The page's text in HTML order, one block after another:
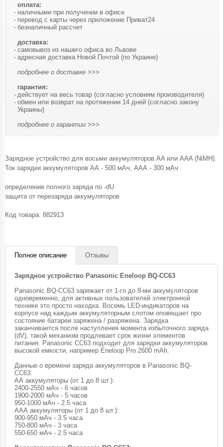
оплата:
наличными при получении в офисе
перевод с карты через приложение Приват24
безналичный рассчет
доставка:
самовывоз из нашего офиса во Львове
адресная доставка Новой Почтой (по Украине)
подробнее о доставке >>>
гарантия:
действует на весь товар (согласно условиям производителя)
обмен или возврат на протяжении 14 дней (согласно закону
Украины)
подробнее о гарантии >>>
Зарядное устройство для восьми аккумуляторов AA или AAA (NiMH).
Ток зарядки аккумуляторов АА - 500 мАч, ААА - 300 мАч
определение полного заряда по -dU
защита от перезаряда аккумуляторов
Код товара: 882913
Полное описание Отзывы
Зарядное устройство Panasonic Eneloop BQ-CC63
Panasonic BQ-CC63 заряжает от 1-го до 8-ми аккумуляторов
одновременно, для активных пользователей электронной
техники это просто находка. Восемь LED-индикаторов на
корпусе над каждым аккумуляторным слотом оповещает про
состояние батареи заряжена / разряжена. Зарядка
заканчивается после наступления момента избыточного заряда
(dV), такой механизм продлевает срок жизни элементов
питания. Panasonic CC63 подходит для зарядки аккумуляторов
высокой емкости, например Eneloop Pro 2600 mAh.
Данные о времени заряда аккумуляторов в Panasonic BQ-
CC63:
АА аккумуляторы (от 1 до 8 шт.):
​2400-2550 мАч - 6 часов
1900-2000 мАч - 5 часов
950-1000 мАч - 2.5 часа
ААА аккумуляторы (от 1 до 8 шт.):
​900-950 мАч - 3.5 часа
750-800 мАч - 3 часа
550-650 мАч - 2.5 часа